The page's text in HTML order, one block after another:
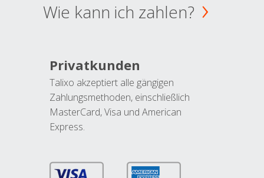
Wie kann ich zahlen?
Privatkunden
Talixo akzeptiert alle gängigen
Zahlungsmethoden, einschließlich
MasterCard, Visa und American
Express.